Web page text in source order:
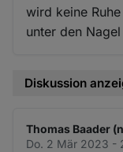
wird keine
unter den
Diskussion
Thomas Baader
Do. 2 Mär 2023 -